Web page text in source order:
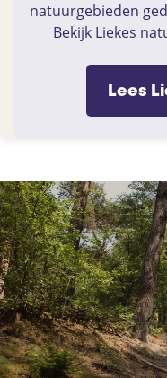
natuurgebieden
Bekijk Liekes
Lees